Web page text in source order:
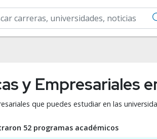
y Empresariales
que puedes estudiar en las
52 programas académicos